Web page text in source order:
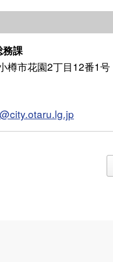
課
樽市花園2丁目12番1号